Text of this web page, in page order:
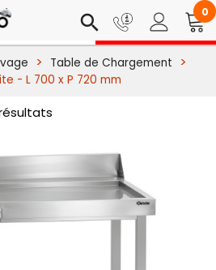
search 0
Table de Chargement
- L 700 x P 720 mm